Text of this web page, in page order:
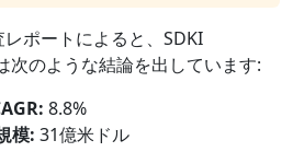
ポートによると、SDKI
のような結論を出しています:
8.8%
模: 31億米ドル